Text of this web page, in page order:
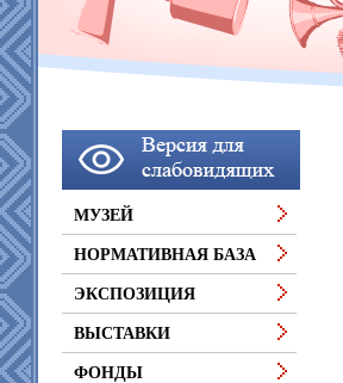
МУЗЕЙ
НОРМАТИВНАЯ БАЗА
ЭКСПОЗИЦИЯ
ВЫСТАВКИ
ФОНДЫ